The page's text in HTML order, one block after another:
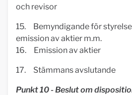
och revisor
15. Bemyndigande för
emission av aktier m.m.
16. Emission av aktier
17. Stämmans avslutande
Punkt 10 - Beslut om